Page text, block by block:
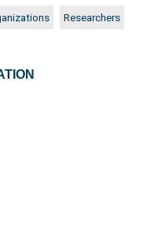
Researchers